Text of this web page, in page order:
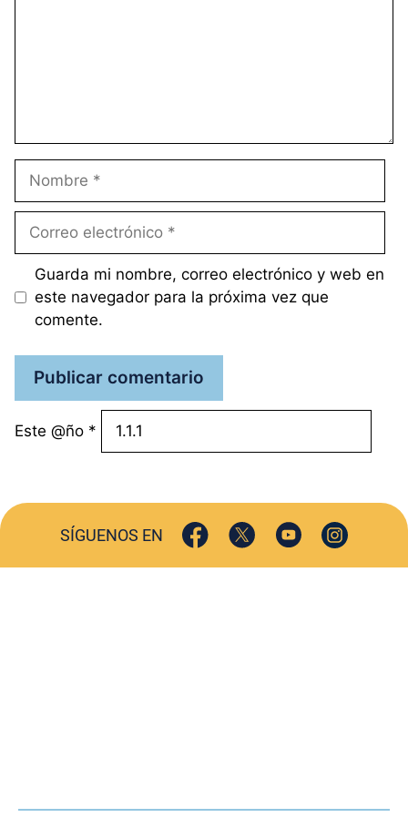
Nombre
Correo
Guarda mi nombre, correo electrónico y web en
este navegador para la próxima vez que
comente.
Este @ño *
SÍGUENOS EN